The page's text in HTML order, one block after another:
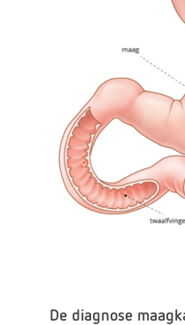
De diagnose